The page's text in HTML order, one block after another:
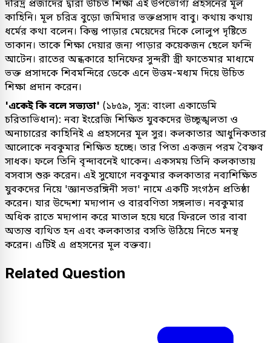
দরিদ্র প্রজাদের দ্বারা উচিত শিক্ষা এই উপভোগ্য প্রহসনের মূল
কাহিনি। মূল চরিত্র বুড়ো জমিদার ভক্তপ্রসাদ বাবু। কথায় কথায়
ধর্মের কথা বলেন। কিন্তু পাড়ার মেয়েদের দিকে লোলুপ দৃষ্টিতে
তাকান। তাকে শিক্ষা দেয়ার জন্য পাড়ার কয়েকজন ছেলে ফন্দি
আটেন। রাতের অন্ধকারে হানিফের সুন্দরী স্ত্রী ফাতেমার মাধ্যমে
ভক্ত প্রসাদকে শিবমন্দিরে ডেকে এনে উত্তম-মধ্যম দিয়ে উচিত
শিক্ষা প্রদান করেন।
'একেই কি বলে সভ্যতা' (১৮৫৯, সূত্র: বাংলা একাডেমি
চরিতাভিধান): নব্য ইংরেজি শিক্ষিত যুবকদের উচ্ছৃঙ্খলতা ও
অনাচারের কাহিনিই এ প্রহসনের মূল সুর। কলকাতার আধুনিকতার
আলোকে নবকুমার শিক্ষিত হচ্ছে। তার পিতা একজন পরম বৈষ্ণব
সাধক। ফলে তিনি বৃন্দাবনেই থাকেন। একসময় তিনি কলকাতায়
বসবাস শুরু করেন। এই সুযোগে নবকুমার কলকাতার নব্যশিক্ষিত
যুবকদের নিয়ে 'জ্ঞানতরঙ্গিনী সভা' নামে একটি সংগঠন প্রতিষ্ঠা
করেন। যার উদ্দেশ্য মদ্যপান ও বারবণিতা সঙ্গলাভ। নবকুমার
অধিক রাতে মদ্যপান করে মাতাল হয়ে ঘরে ফিরলে তার বাবা
অত্যন্ত ব্যথিত হন এবং কলকাতার বসতি উঠিয়ে নিতে মনস্থ
করেন। এটিই এ প্রহসনের মূল বক্তব্য।
Related Question